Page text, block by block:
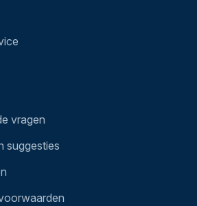
vragen
suggesties